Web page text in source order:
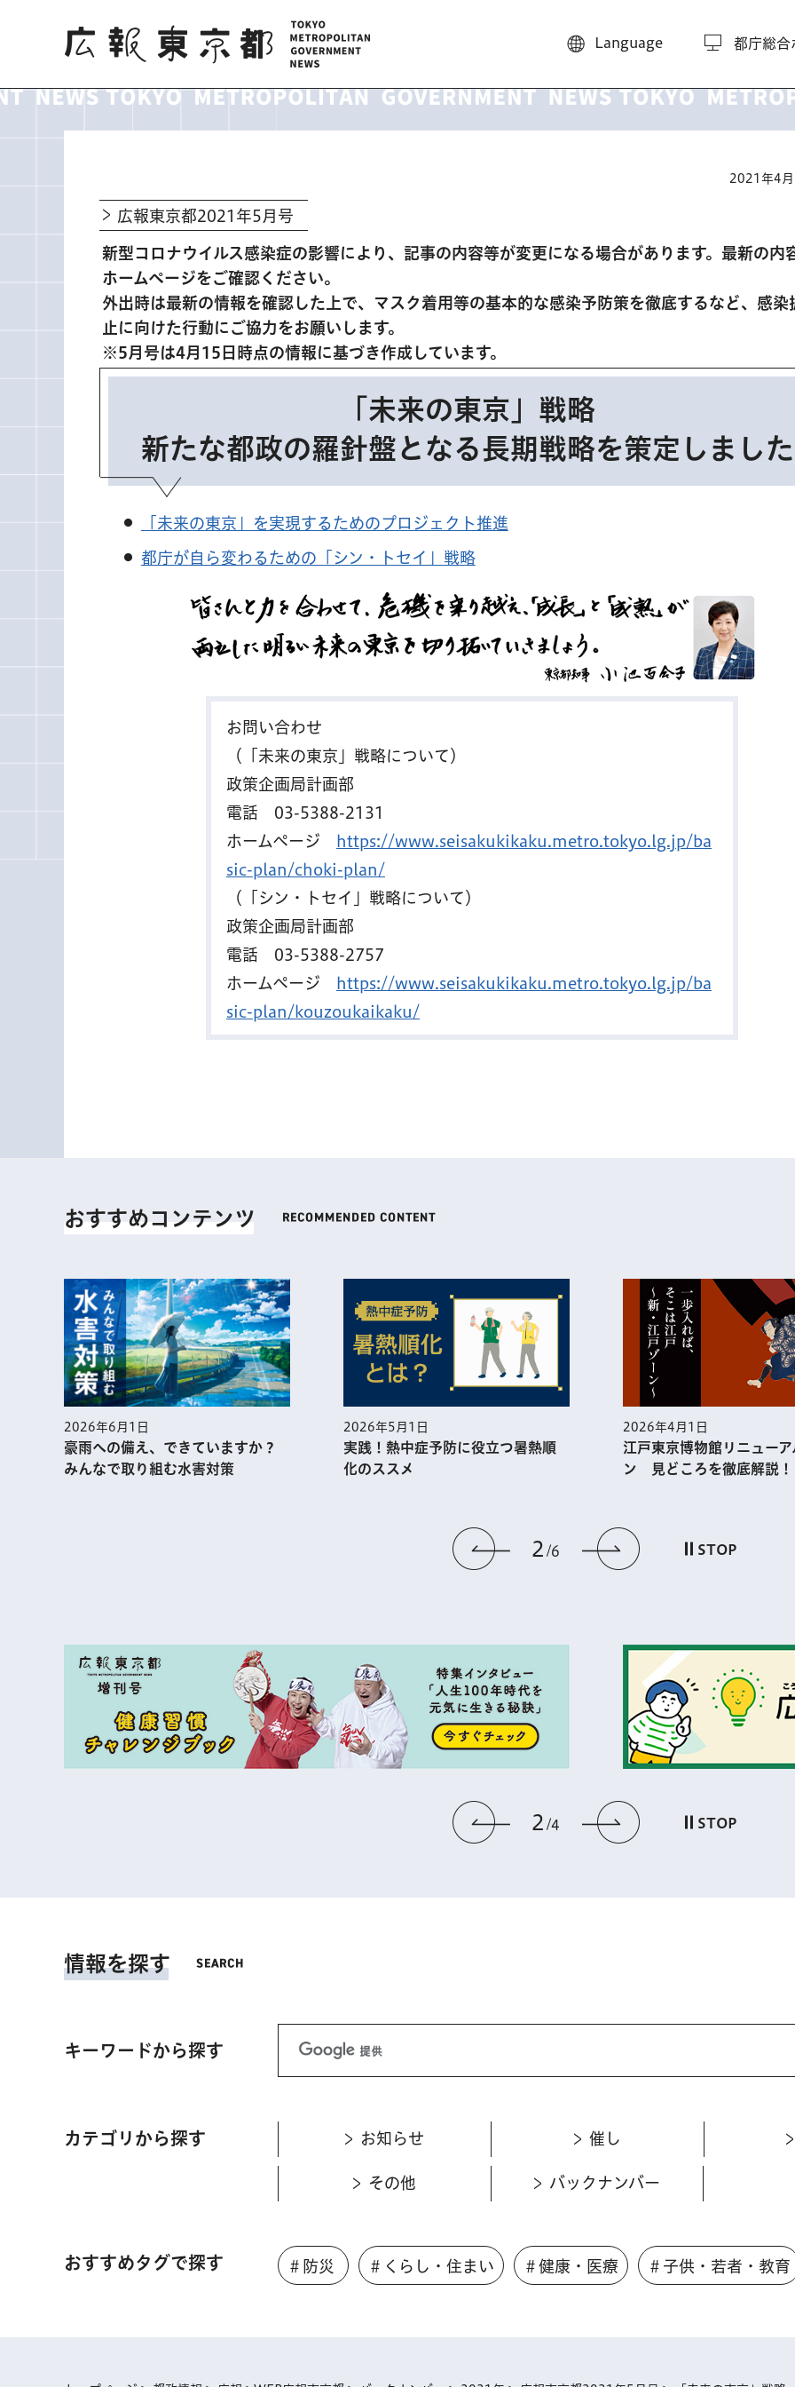
広報東京都
Language 都庁総合
2021年4
広報東京都2021年5月号
新型コロナウイルス感染症の影響により、記事の内容等が変更になる場合があります。最新の内
ホームページをご確認ください。
外出時は最新の情報を確認した上で、マスク着用等の基本的な感染予防策を徹底するなど、感染
止に向けた行動にご協力をお願いします。
※5月号は4月15日時点の情報に基づき作成しています。
「未来の東京」戦略
新たな都政の羅針盤となる長期戦略を策定しました
「未来の東京」を実現するためのプロジェクト推進
都庁が自ら変わるための「シン・トセイ」戦略
お問い合わせ
（「未来の東京」戦略について）
政策企画局計画部
電話 03-5388-2131
ホームページ
https://www.seisakukikaku.metro.tokyo.lg.jp/ba
sic-plan/choki-plan/
（「シン・トセイ」戦略について）
政策企画局計画部
電話 03-5388-2757
ホームページ
https://www.seisakukikaku.metro.tokyo.lg.jp/ba
sic-plan/kouzoukaikaku/
おすすめコンテンツ
前のスライドを表示
2 6 次のスライド
STOP
2026年6月1日
豪雨への備え、できていますか？
みんなで取り組む水害対策
2026年5月1日
実践！熱中症予防に役⽴つ暑熱順
化のススメ
2026年4月1日
江戸東京博物館リニューア
ン 見どころを徹底解説！
前のスライドを表示
2 4 次のスライド
STOP
情報を探す
キーワードから探す
カテゴリから探す お知らせ 催し
その他 バックナンバー
おすすめタグで探す ＃防災 ＃くらし・住まい ＃健康・医療 ＃子供・若者・教育